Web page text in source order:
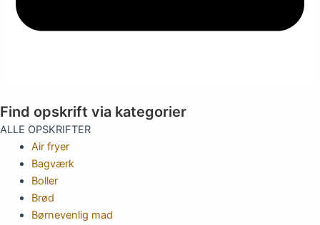
Find opskrift via kategorier
ALLE OPSKRIFTER
Air fryer
Bagværk
Boller
Brød
Børnevenlig mad